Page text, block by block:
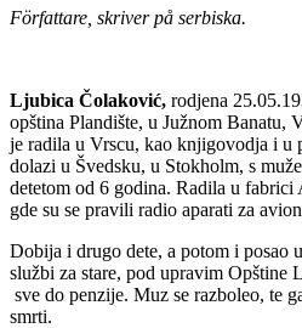
Författare, skriver på serbiska.
Ljubica Čolaković, rodjena
opština Plandište, u Južnom Banatu,
je radila u Vrscu, kao knjigovodja i u
dolazi u Švedsku, u Stokholm, s
detetom od 6 godina. Radila u fabrici
gde su se pravili radio aparati za
Dobija i drugo dete, a potom i posao
službi za stare, pod upravim Opštine
sve do penzije. Muz se razboleo, te
smrti.